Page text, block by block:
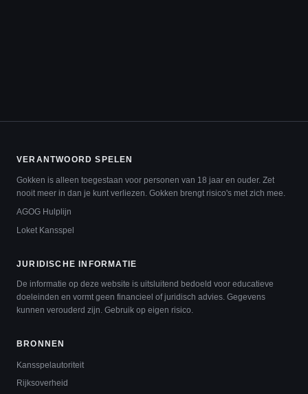
VERANTWOORD SPELEN
Gokken is alleen toegestaan voor personen van 18 jaar en ouder. Zet
nooit meer in dan je kunt verliezen. Gokken brengt risico's met zich mee.
AGOG Hulplijn
Loket Kansspel
JURIDISCHE INFORMATIE
De informatie op deze website is uitsluitend bedoeld voor educatieve
doeleinden en vormt geen financieel of juridisch advies. Gegevens
kunnen verouderd zijn. Gebruik op eigen risico.
BRONNEN
Kansspelautoriteit
Rijksoverheid